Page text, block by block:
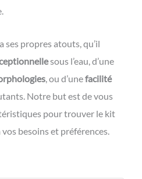
ses propres atouts, qu’il
sous l’eau, d’une
, ou d’unefacilité
Notre but est de vous
pour trouver le kit
besoins et préférences.